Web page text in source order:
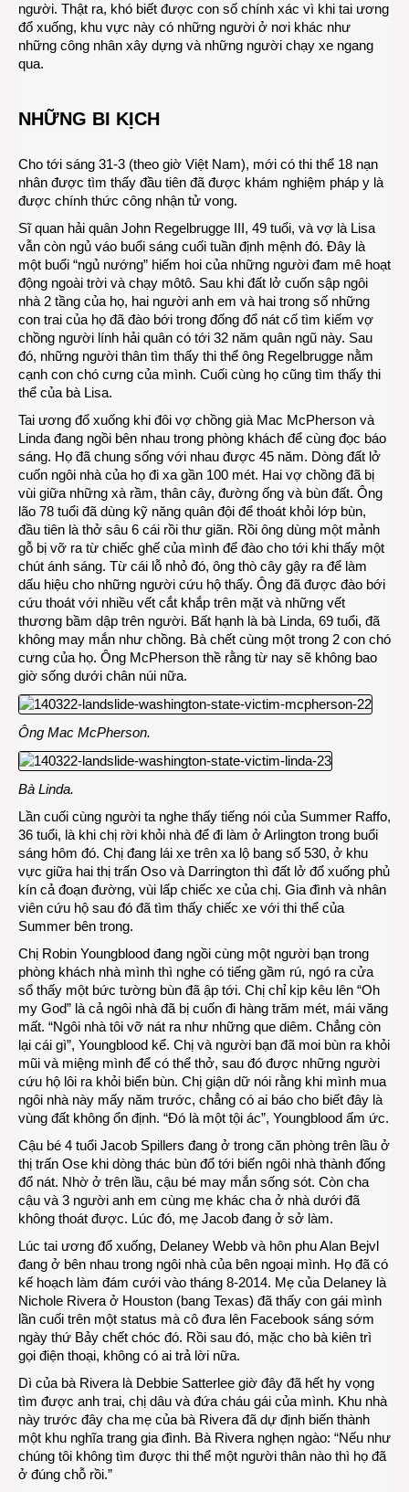
người. Thật ra, khó biết được con số chính xác vì khi tai ương
đổ xuống, khu vực này có những người ở nơi khác như
những công nhân xây dựng và những người chạy xe ngang
qua.
NHỮNG BI KỊCH
Cho tới sáng 31-3 (theo giờ Việt Nam), mới có thi thể 18 nạn
nhân được tìm thấy đầu tiên đã được khám nghiệm pháp y là
được chính thức công nhận tử vong.
Sĩ quan hải quân John Regelbrugge III, 49 tuổi, và vợ là Lisa
vẫn còn ngủ váo buổi sáng cuối tuần định mệnh đó. Đây là
một buổi “ngủ nướng” hiếm hoi của những người đam mê hoạt
động ngoài trời và chạy môtô. Sau khi đất lở cuốn sập ngôi
nhà 2 tầng của họ, hai người anh em và hai trong số những
con trai của họ đã đào bới trong đống đổ nát cố tìm kiếm vợ
chồng người lính hải quân có tới 32 năm quân ngũ này. Sau
đó, những người thân tìm thấy thi thể ông Regelbrugge nằm
cạnh con chó cưng của mình. Cuối cùng họ cũng tìm thấy thi
thể của bà Lisa.
Tai ương đổ xuống khi đôi vợ chồng già Mac McPherson và
Linda đang ngồi bên nhau trong phòng khách để cùng đọc báo
sáng. Họ đã chung sống với nhau được 45 năm. Dòng đất lở
cuốn ngôi nhà của họ đi xa gần 100 mét. Hai vợ chồng đã bị
vùi giữa những xà rầm, thân cây, đường ống và bùn đất. Ông
lão 78 tuổi đã dùng kỹ năng quân đội để thoát khỏi lớp bùn,
đầu tiên là thở sâu 6 cái rồi thư giãn. Rồi ông dùng một mảnh
gỗ bị vỡ ra từ chiếc ghế của mình để đào cho tới khi thấy một
chút ánh sáng. Từ cái lỗ nhỏ đó, ông thò cây gậy ra để làm
dấu hiệu cho những người cứu hộ thấy. Ông đã được đào bới
cứu thoát với nhiều vết cắt khắp trên mặt và những vết
thương bầm dập trên người. Bất hạnh là bà Linda, 69 tuổi, đã
không may mắn như chồng. Bà chết cùng một trong 2 con chó
cưng của họ. Ông McPherson thề rằng từ nay sẽ không bao
giờ sống dưới chân núi nữa.
Ông Mac McPherson.
Bà Linda.
Lần cuối cùng người ta nghe thấy tiếng nói của Summer Raffo,
36 tuổi, là khi chị rời khỏi nhà để đi làm ở Arlington trong buổi
sáng hôm đó. Chị đang lái xe trên xa lộ bang số 530, ở khu
vực giữa hai thị trấn Oso và Darrington thì đất lở đổ xuống phủ
kín cả đoạn đường, vùi lấp chiếc xe của chị. Gia đình và nhân
viên cứu hộ sau đó đã tìm thấy chiếc xe với thi thể của
Summer bên trong.
Chị Robin Youngblood đang ngồi cùng một người bạn trong
phòng khách nhà mình thì nghe có tiếng gầm rú, ngó ra cửa
sổ thấy một bức tường bùn đã ập tới. Chị chỉ kịp kêu lên “Oh
my God” là cả ngôi nhà đã bị cuốn đi hàng trăm mét, mái văng
mất. “Ngôi nhà tôi vỡ nát ra như những que diêm. Chẳng còn
lại cái gì”, Youngblood kể. Chị và người bạn đã moi bùn ra khỏi
mũi và miệng mình để có thể thở, sau đó được những người
cứu hộ lôi ra khỏi biển bùn. Chị giận dữ nói rằng khi mình mua
ngôi nhà này mấy năm trước, chẳng có ai báo cho biết đây là
vùng đất không ổn định. “Đó là một tội ác”, Youngblood ấm ức.
Cậu bé 4 tuổi Jacob Spillers đang ở trong căn phòng trên lầu ở
thị trấn Ose khi dòng thác bùn đổ tới biến ngôi nhà thành đống
đổ nát. Nhờ ở trên lầu, cậu bé may mắn sống sót. Còn cha
cậu và 3 người anh em cùng mẹ khác cha ở nhà dưới đã
không thoát được. Lúc đó, mẹ Jacob đang ở sở làm.
Lúc tai ương đổ xuống, Delaney Webb và hôn phu Alan Bejvl
đang ở bên nhau trong ngôi nhà của bên ngoại mình. Họ đã có
kế hoạch làm đám cưới vào tháng 8-2014. Mẹ của Delaney là
Nichole Rivera ở Houston (bang Texas) đã thấy con gái mình
lần cuối trên một status mà cô đưa lên Facebook sáng sớm
ngày thứ Bảy chết chóc đó. Rồi sau đó, mặc cho bà kiên trì
gọi điện thoại, không có ai trả lời nữa.
Dì của bà Rivera là Debbie Satterlee giờ đây đã hết hy vọng
tìm được anh trai, chị dâu và đứa cháu gái của mình. Khu nhà
này trước đây cha mẹ của bà Rivera đã dự định biến thành
một khu nghĩa trang gia đình. Bà Rivera nghẹn ngào: “Nếu như
chúng tôi không tìm được thi thể một người thân nào thì họ đã
ở đúng chỗ rồi.”